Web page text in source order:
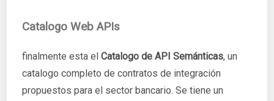
Catalogo Web APIs
finalmente esta el Catalogo de API Semánticas, un
catalogo completo de contratos de integración
propuestos para el sector bancario. Se tiene un